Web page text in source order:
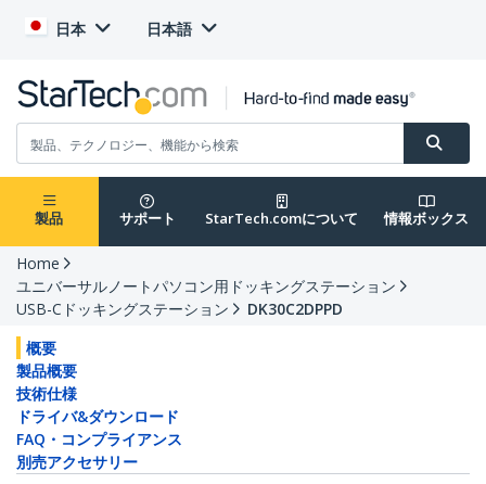
日本 日本語
製品 サポート StarTech.comについて 情報ボックス
Home
ユニバーサルノートパソコン用ドッキングステーション
USB-Cドッキングステーション
DK30C2DPPD
概要
製品概要
技術仕様
ドライバ&ダウンロード
FAQ・コンプライアンス
別売アクセサリー